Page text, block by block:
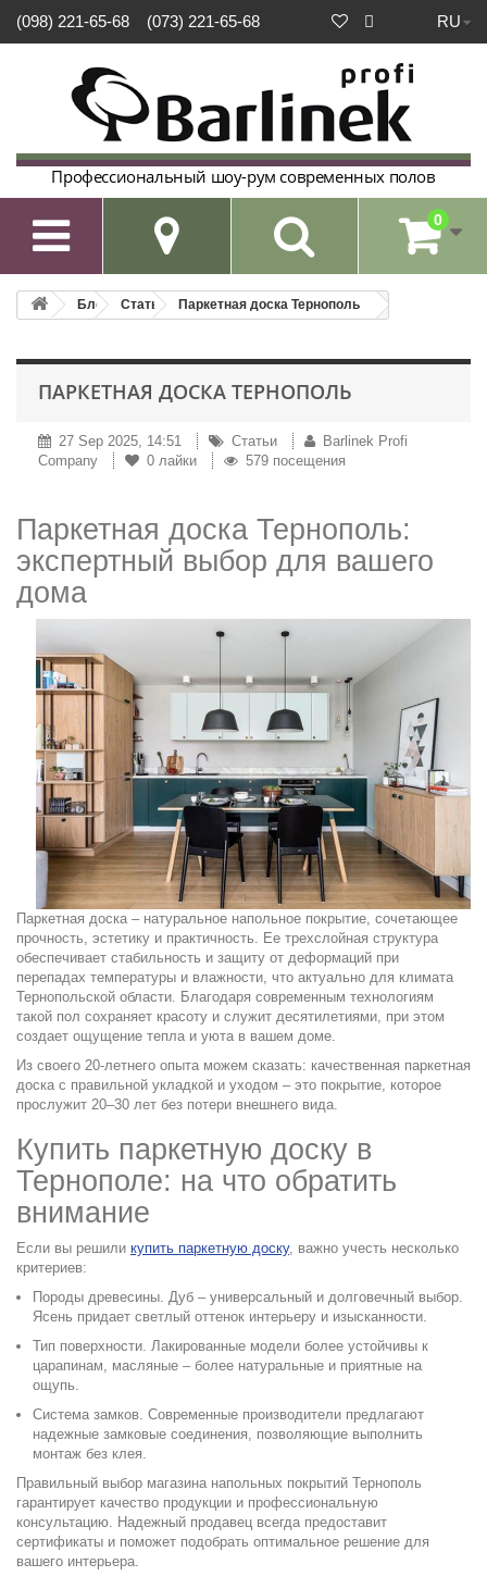
RU
(098) 221-65-68 (073) 221-65-68
Профессиональный шоу-рум современных полов
 0
Блог Статьи Паркетная доска Тернополь
ПАРКЕТНАЯ ДОСКА ТЕРНОПОЛЬ
27 Sep 2025, 14:51 Статьи
Barlinek Profi
Company
0 лайки 579 посещения
Паркетная доска Тернополь:
экспертный выбор для вашего
дома
Паркетная доска – натуральное напольное покрытие, сочетающее
прочность, эстетику и практичность. Ее трехслойная структура
обеспечивает стабильность и защиту от деформаций при
перепадах температуры и влажности, что актуально для климата
Тернопольской области. Благодаря современным технологиям
такой пол сохраняет красоту и служит десятилетиями, при этом
создает ощущение тепла и уюта в вашем доме.
Из своего 20-летнего опыта можем сказать: качественная паркетная
доска с правильной укладкой и уходом – это покрытие, которое
прослужит 20–30 лет без потери внешнего вида.
Купить паркетную доску в
Тернополе: на что обратить
внимание
Если вы решили купить паркетную доску, важно учесть несколько
критериев:
Породы древесины. Дуб – универсальный и долговечный выбор.
Ясень придает светлый оттенок интерьеру и изысканности.
Тип поверхности. Лакированные модели более устойчивы к
царапинам, масляные – более натуральные и приятные на
ощупь.
Система замков. Современные производители предлагают
надежные замковые соединения, позволяющие выполнить
монтаж без клея.
Правильный выбор магазина напольных покрытий Тернополь
гарантирует качество продукции и профессиональную
консультацию. Надежный продавец всегда предоставит
сертификаты и поможет подобрать оптимальное решение для
вашего интерьера.